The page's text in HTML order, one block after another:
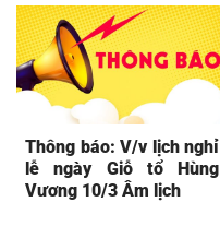
Thông báo: V/v lịch nghỉ
lễ ngày Giỗ tổ Hùng
Vương 10/3 Âm lịch